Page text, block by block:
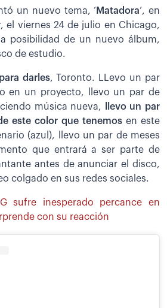
un nuevo tema, ‘ Matadora’, en
el viernes 24 de julio en Chicago,
posibilidad de un nuevo álbum,
de estudio.
darles, Toronto. LLevo un par
en un proyecto, llevo un par de
música nueva, llevo un par
este color que tenemos en este
(azul), llevo un par de meses
que entrará a ser parte de
antes de anunciar el disco,
colgado en sus redes sociales.
sufre inesperado percance en
con su reacción